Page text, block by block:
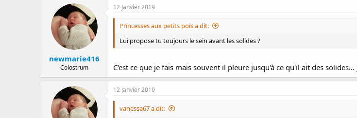
newmarie416
Colostrum
12 Janvier 2019
Princesses aux petits pois a dit:
Lui propose tu toujours le sein avant les solides ?
C'est ce que je fais mais souvent il pleure jusqu'à ce qu'il ait des
12 Janvier 2019
vanessa67 a dit: